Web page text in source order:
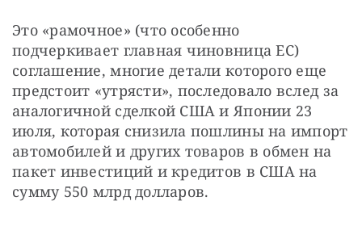
Это «рамочное» (что особенно
подчеркивает главная чиновница ЕС)
соглашение, многие детали которого еще
предстоит «утрясти», последовало вслед за
аналогичной сделкой США и Японии 23
июля, которая снизила пошлины на импорт
автомобилей и других товаров в обмен на
пакет инвестиций и кредитов в США на
сумму 550 млрд долларов.